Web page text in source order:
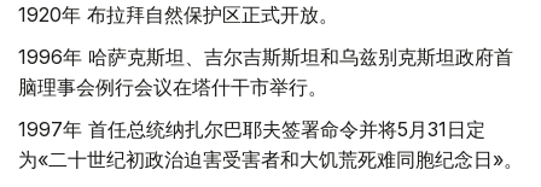
1920年 布拉拜自然保护区正式开放。
1996年 哈萨克斯坦、吉尔吉斯斯坦和乌兹别克斯坦政府首
脑理事会例行会议在塔什干市举行。
1997年 首任总统纳扎尔巴耶夫签署命令并将5月31日定
为«二十世纪初政治迫害受害者和大饥荒死难同胞纪念日»。